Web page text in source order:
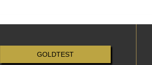
GoldLabellisation
GOLDTEST